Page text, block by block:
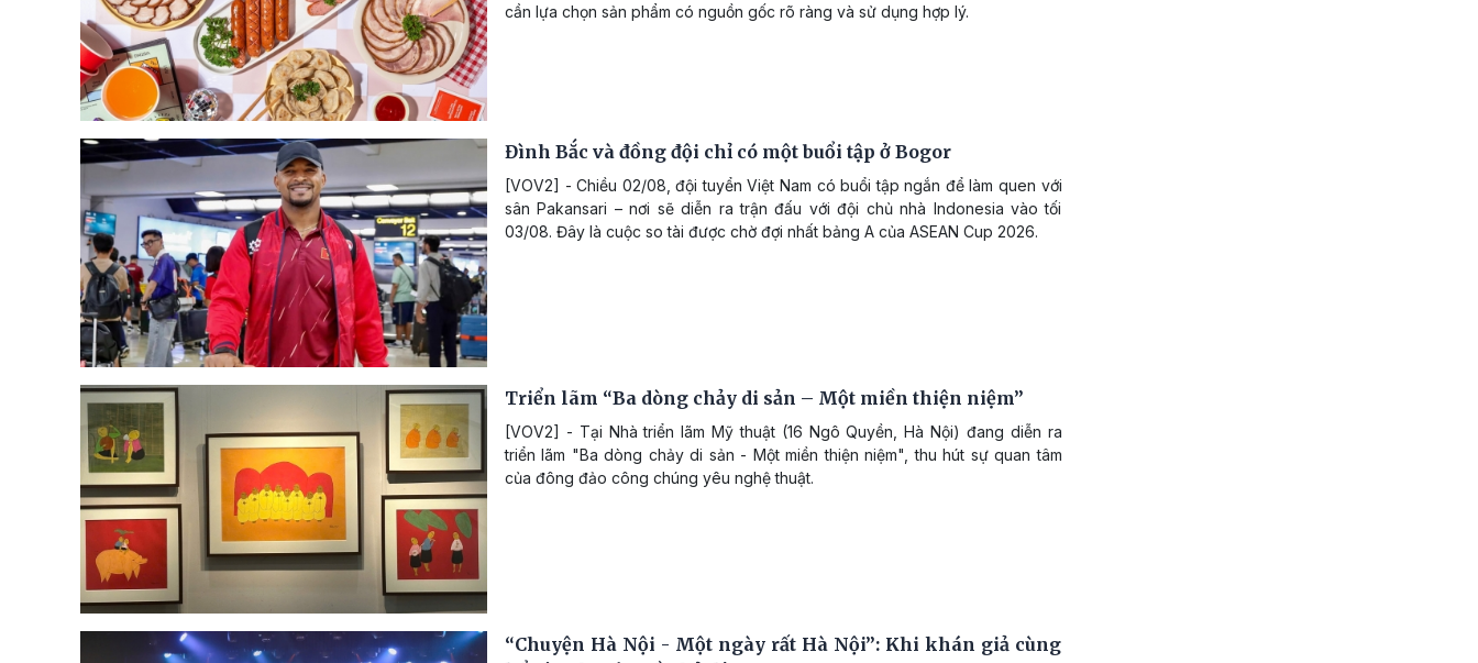
cần lựa chọn sản phẩm có nguồn gốc rõ ràng và sử dụng hợp lý.
Đình Bắc và đồng đội chỉ có một buổi tập ở Bogor
[VOV2] - Chiều 02/08, đội tuyển Việt Nam có buổi tập ngắn để làm quen với
sân Pakansari – nơi sẽ diễn ra trận đấu với đội chủ nhà Indonesia vào tối
03/08. Đây là cuộc so tài được chờ đợi nhất bảng A của ASEAN Cup 2026.
Triển lãm “Ba dòng chảy di sản – Một miền thiện niệm”
[VOV2] - Tại Nhà triển lãm Mỹ thuật (16 Ngô Quyền, Hà Nội) đang diễn ra
triển lãm "Ba dòng chảy di sản - Một miền thiện niệm", thu hút sự quan tâm
của đông đảo công chúng yêu nghệ thuật.
“Chuyện Hà Nội - Một ngày rất Hà Nội”: Khi khán giả cùng